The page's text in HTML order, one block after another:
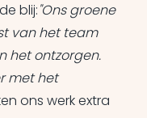
blij:"Ons groene
van het team
het ontzorgen.
met het
ons werk extra